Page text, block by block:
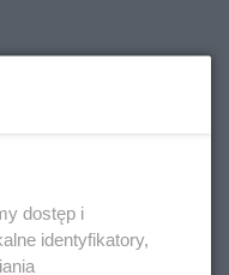
dostęp i
identyfikatory,